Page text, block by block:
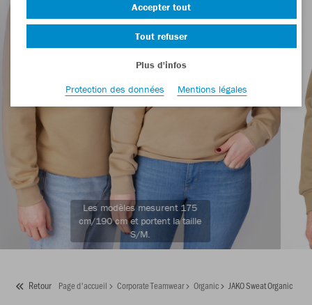
Les modèles mesurent 175
cm/190 cm et portent la taille
S/M.
Retour Page d'accueil Corporate Teamwear Organic JAKO Sweat Organic
Accepter tout
Tout refuser
Plus d'infos
Protection des données
Mentions légales